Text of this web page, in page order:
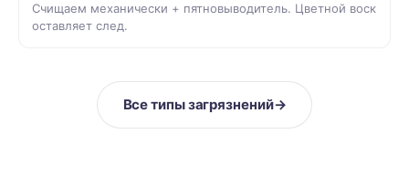
Счищаем механически + пятновыводитель. Цветной воск
оставляет след.
Все типы загрязнений→